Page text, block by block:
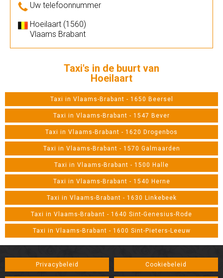
Uw telefoonnummer
Hoeilaart (1560)
Vlaams Brabant
Taxi's in de buurt van
Hoeilaart
Taxi in Vlaams-Brabant - 1650 Beersel
Taxi in Vlaams-Brabant - 1547 Bever
Taxi in Vlaams-Brabant - 1620 Drogenbos
Taxi in Vlaams-Brabant - 1570 Galmaarden
Taxi in Vlaams-Brabant - 1500 Halle
Taxi in Vlaams-Brabant - 1540 Herne
Taxi in Vlaams-Brabant - 1630 Linkebeek
Taxi in Vlaams-Brabant - 1640 Sint-Genesius-Rode
Taxi in Vlaams-Brabant - 1600 Sint-Pieters-Leeuw
Privacybeleid Cookiebeleid